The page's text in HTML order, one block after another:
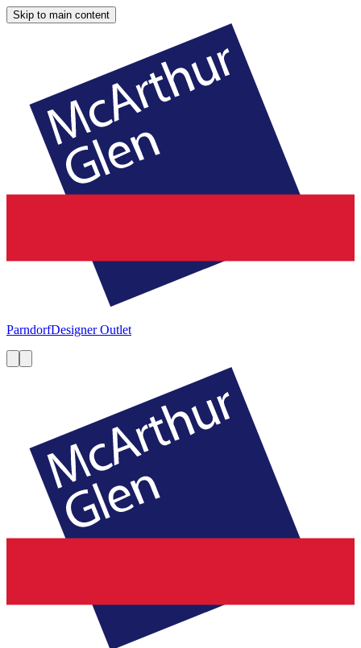
Skip to main content
ParndorfDesigner Outlet